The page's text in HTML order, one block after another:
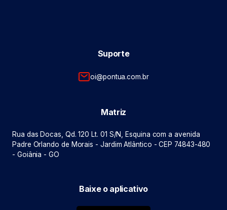
Suporte
oi@pontua.com.br
Matriz
Rua das Docas, Qd. 120 Lt. 01 S/N, Esquina com a avenida
Padre Orlando de Morais - Jardim Atlântico - CEP 74843-480
- Goiânia - GO
Baixe o aplicativo